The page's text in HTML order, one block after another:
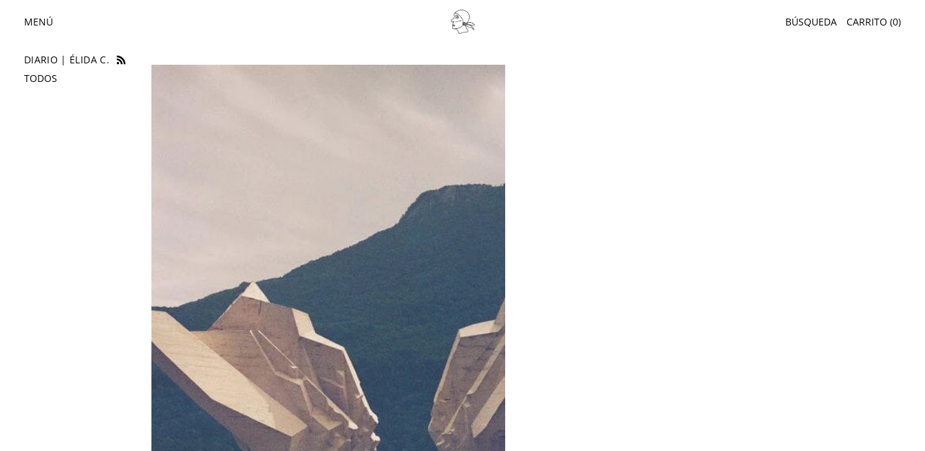
MENÚ BÚSQUEDA CARRITO (0)
DIARIO | ÉLIDA C.
TODOS